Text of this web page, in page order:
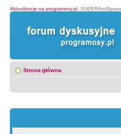
Aktualizacje na programosy.pl:
Strona główna